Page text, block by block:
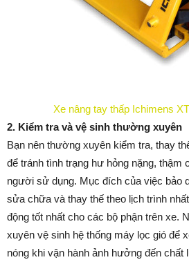
Xe nâng tay thấp Ichimens
2. Kiểm tra và vệ sinh thường xuyên
Bạn nên thường xuyên kiểm tra, thay
để tránh tình trạng hư hỏng nặng, thậm
người sử dụng. Mục đích của việc bảo
sửa chữa và thay thế theo lịch trình
động tốt nhất cho các bộ phận trên xe.
xuyên vệ sinh hệ thống máy lọc gió để
nóng khi vận hành ảnh hưởng đến chất